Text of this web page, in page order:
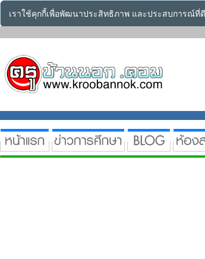
เราใช้คุกกี้เพื่อพัฒนาประสิทธิภาพ และประสบการณ์ที่